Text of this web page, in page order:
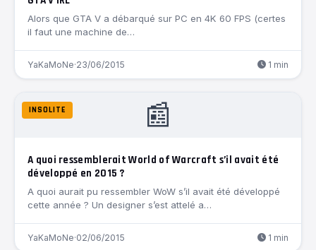
Alors que GTA V a débarqué sur PC en 4K 60 FPS (certes
il faut une machine de…
YaKaMoNe·23/06/2015 1 min
📰
INSOLITE
A quoi ressemblerait World of Warcraft s’il avait été
développé en 2015 ?
A quoi aurait pu ressembler WoW s’il avait été développé
cette année ? Un designer s’est attelé a…
YaKaMoNe·02/06/2015 1 min